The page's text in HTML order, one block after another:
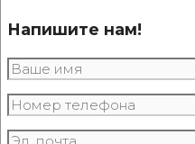
Напишите нам!